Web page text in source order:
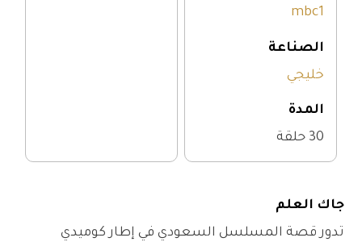
mbc1
الصناعة
خليجي
المدة
30 حلقة
جاك العلم
تدور قصة المسلسل السعودي في إطار كوميدي